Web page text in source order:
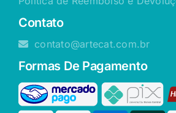
Contato
contato@artecat.com.br
Formas De Pagamento